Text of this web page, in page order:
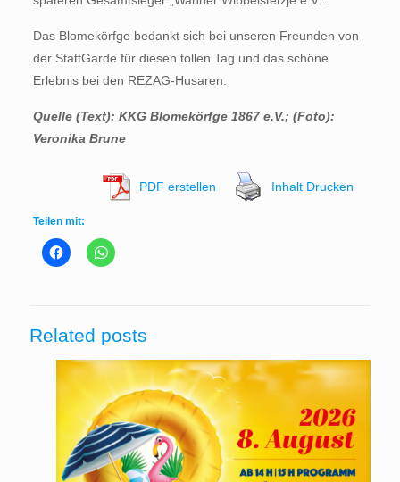
Das Blomekörfge bedankt sich bei unseren Freunden von
der StattGarde für diesen tollen Tag und das schöne
Erlebnis bei den REZAG-Husaren.
Quelle (Text): KKG Blomekörfge 1867 e.V.; (Foto):
Veronika Brune
PDF erstellen Inhalt Drucken
Teilen mit:
Related posts